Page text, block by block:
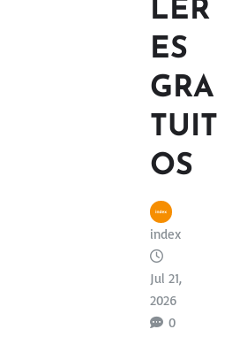
LER
ES
GRA
TUIT
OS
index
Jul 21,
2026
0